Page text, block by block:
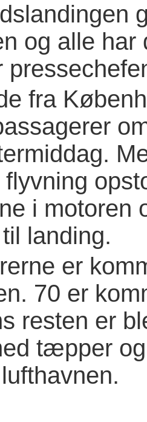
og alle har
fra
i motoren
landing.
er
70 er
resten er
tæpper